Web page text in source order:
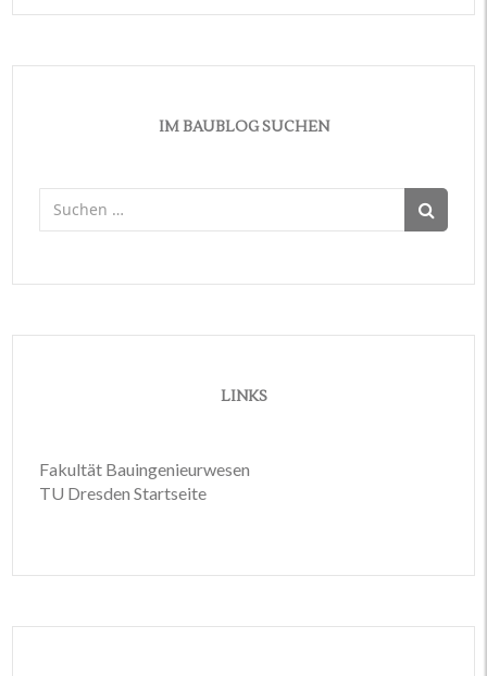
IM BAUBLOG SUCHEN
nach:
LINKS
Fakultät Bauingenieurwesen
TU Dresden Startseite